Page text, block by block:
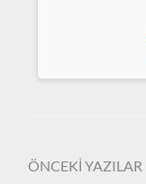
ÖNCEKİ YAZILAR